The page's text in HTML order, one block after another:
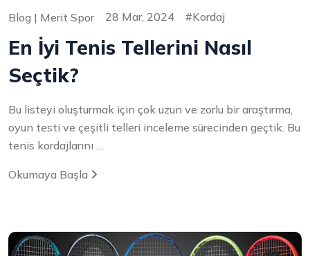
Blog | Merit Spor 28 Mar, 2024 Kordaj
En İyi Tenis Tellerini Nasıl
Seçtik?
Bu listeyi oluşturmak için çok uzun ve zorlu bir araştırma,
oyun testi ve çeşitli telleri inceleme sürecinden geçtik. Bu
tenis kordajlarını …
Okumaya Başla